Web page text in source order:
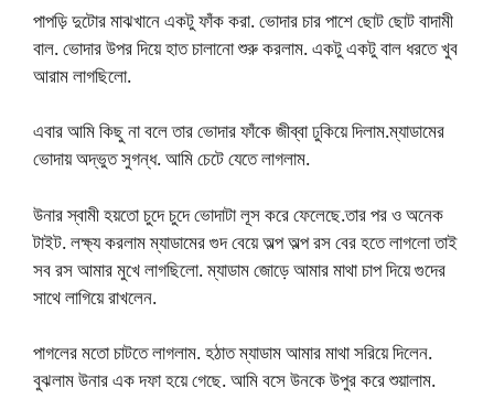
পাপড়ি দুটোর মাঝখানে একটু ফাঁক করা. ভোদার চার পাশে ছোট ছোট বাদামী
বাল. ভোদার উপর দিয়ে হাত চালানো শুরু করলাম. একটু একটু বাল ধরতে খুব
আরাম লাগছিলো.
এবার আমি কিছু না বলে তার ভোদার ফাঁকে জীব্বা ঢুকিয়ে দিলাম.ম্যাডামের
ভোদায় অদ্ভুত সুগন্ধ. আমি চেটে যেতে লাগলাম.
উনার স্বামী হয়তো চুদে চুদে ভোদাটা লূস করে ফেলেছে.তার পর ও অনেক
টাইট. লক্ষ্য করলাম ম্যাডামের গুদ বেয়ে অল্প অল্প রস বের হতে লাগলো তাই
সব রস আমার মুখে লাগছিলো. ম্যাডাম জোড়ে আমার মাথা চাপ দিয়ে গুদের
সাথে লাগিয়ে রাখলেন.
পাগলের মতো চাটতে লাগলাম. হঠাত ম্যাডাম আমার মাথা সরিয়ে দিলেন.
বুঝলাম উনার এক দফা হয়ে গেছে. আমি বসে উনকে উপুর করে শুয়ালাম.